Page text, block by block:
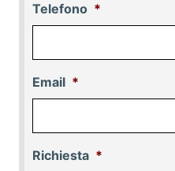
Telefono *
Email *
Richiesta *